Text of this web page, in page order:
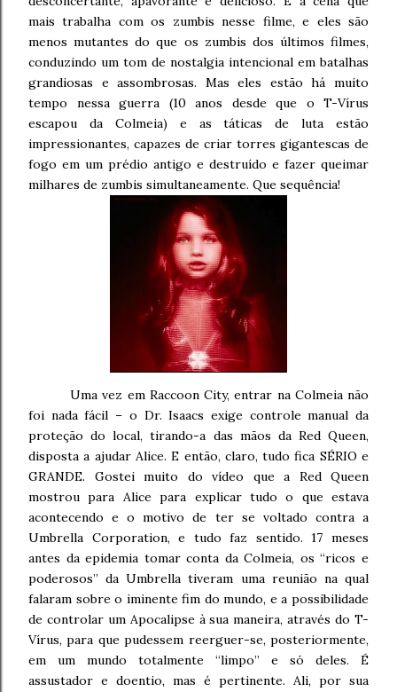
mais trabalha com os zumbis nesse filme, e eles são
menos mutantes do que os zumbis dos últimos filmes,
conduzindo um tom de nostalgia intencional em batalhas
grandiosas e assombrosas. Mas eles estão há muito
tempo nessa guerra (10 anos desde que o T-Vírus
escapou da Colmeia) e as táticas de luta estão
impressionantes, capazes de criar torres gigantescas de
fogo em um prédio antigo e destruído e fazer queimar
milhares de zumbis simultaneamente. Que sequência!
Uma vez em Raccoon City, entrar na Colmeia não
foi nada fácil – o Dr. Isaacs exige controle manual da
proteção do local, tirando-a das mãos da Red Queen,
disposta a ajudar Alice. E então, claro, tudo fica SÉRIO e
GRANDE. Gostei muito do vídeo que a Red Queen
mostrou para Alice para explicar tudo o que estava
acontecendo e o motivo de ter se voltado contra a
Umbrella Corporation, e tudo faz sentido. 17 meses
antes da epidemia tomar conta da Colmeia, os “ricos e
poderosos” da Umbrella tiveram uma reunião na qual
falaram sobre o iminente fim do mundo, e a possibilidade
de controlar um Apocalipse à sua maneira, através do T-
Vírus, para que pudessem reerguer-se, posteriormente,
em um mundo totalmente “limpo” e só deles. É
assustador e doentio, mas é pertinente. Ali, por sua